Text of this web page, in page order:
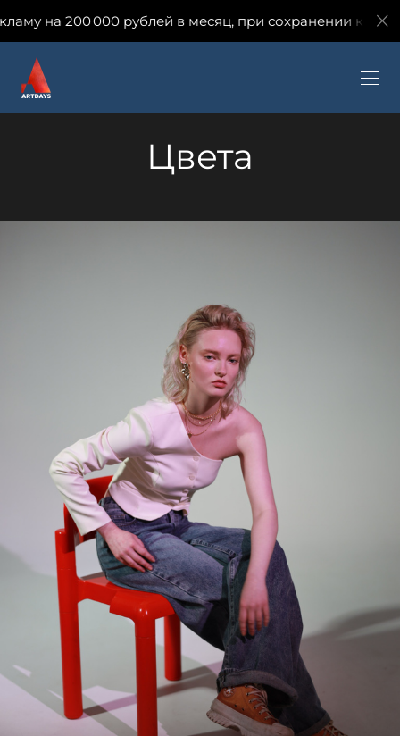
в месяц, при сохранении количества заявок
Цвета